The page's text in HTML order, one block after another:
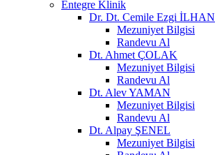
Entegre Klinik
Dr. Dt. Cemile Ezgi İLHAN
Mezuniyet Bilgisi
Randevu Al
Dt. Ahmet ÇOLAK
Mezuniyet Bilgisi
Randevu Al
Dt. Alev YAMAN
Mezuniyet Bilgisi
Randevu Al
Dt. Alpay ŞENEL
Mezuniyet Bilgisi